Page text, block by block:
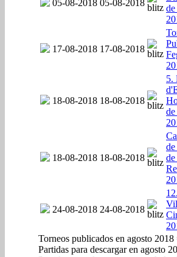
05-08-2018 05-08-2018
17-08-2018 17-08-2018
18-08-2018 18-08-2018
5.
18-08-2018 18-08-2018
de
24-08-2018 24-08-2018
Torneos publicados en agosto 2018
Partidas para descargar en agosto